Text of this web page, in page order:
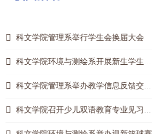
科文学院管理系举行学生会换届大会
科文学院环境与测绘系开展新生学生手册测试活动
科文学院管理系举办教学信息反馈交流会
科文学院召开少儿双语教育专业见习动员大会